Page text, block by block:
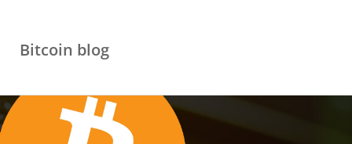
Bitcoin blog